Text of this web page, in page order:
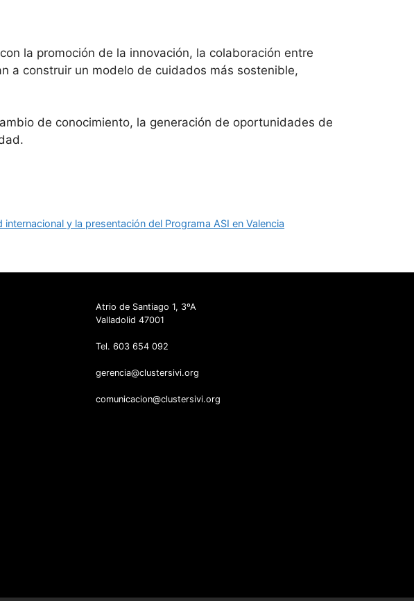
la promoción de la innovación, la colaboración entre
a construir un modelo de cuidados más sostenible,
de conocimiento, la generación de oportunidades de
y la presentación del Programa ASI en Valencia
Atrio de Santiago 1, 3ºA
Valladolid 47001
Tel. 603 654 092
gerencia@clustersivi.org
comunicacion@clustersivi.org